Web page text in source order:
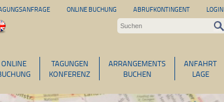
ONLINE BUCHUNG ABRUFKONTINGENT LOGIN
ANFAHRT
LAGE
ARRANGEMENTS
BUCHEN
TAGUNGEN
KONFERENZ
ONLINE